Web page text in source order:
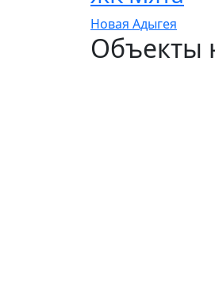
Новая Адыгея
Объекты